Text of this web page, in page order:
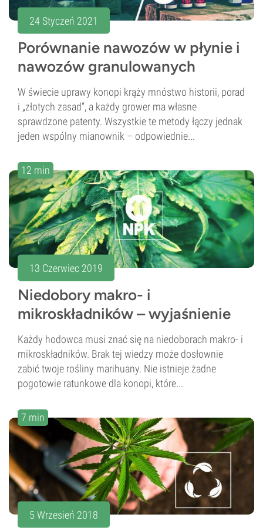
24 Styczeń 2021
Porównanie nawozów w płynie i
nawozów granulowanych
W świecie uprawy konopi krąży mnóstwo historii, porad
i „złotych zasad”, a każdy grower ma własne
sprawdzone patenty. Wszystkie te metody łączy jednak
jeden wspólny mianownik – odpowiednie...
12 min
13 Czerwiec 2019
Niedobory makro- i
mikroskładników – wyjaśnienie
Każdy hodowca musi znać się na niedoborach makro- i
mikroskładników. Brak tej wiedzy może dosłownie
zabić twoje rośliny marihuany. Nie istnieje żadne
pogotowie ratunkowe dla konopi, które...
7 min
5 Wrzesień 2018